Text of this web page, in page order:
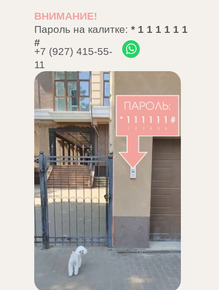
+7 (927) 415-55-
11
ВНИМАНИЕ!
Пароль на калитке: * 1 1 1 1 1 1
#